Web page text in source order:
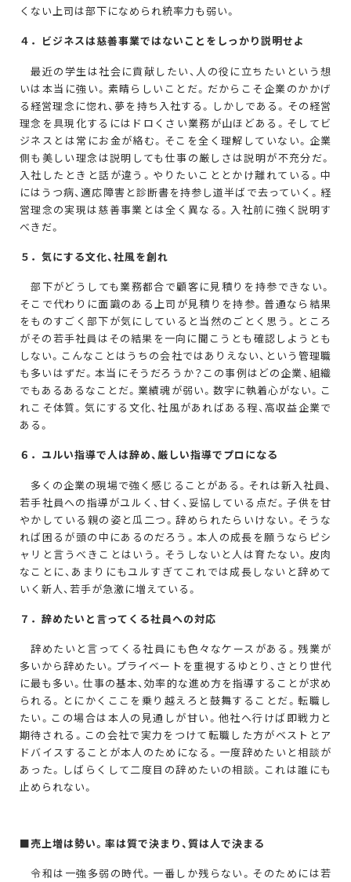
くない上司は部下になめられ統率力も弱い。
４．ビジネスは慈善事業ではないことをしっかり説明せよ
最近の学生は社会に貢献したい、人の役に立ちたいという想
いは本当に強い。素晴らしいことだ。だからこそ企業のかかげ
る経営理念に惚れ、夢を持ち入社する。しかしである。その経営
理念を具現化するにはドロくさい業務が山ほどある。そしてビ
ジネスとは常にお金が絡む。そこを全く理解していない。企業
側も美しい理念は説明しても仕事の厳しさは説明が不充分だ。
入社したときと話が違う。やりたいこととかけ離れている。中
にはうつ病、適応障害と診断書を持参し道半ばで去っていく。経
営理念の実現は慈善事業とは全く異なる。入社前に強く説明す
べきだ。
５．気にする文化、社風を創れ
部下がどうしても業務都合で顧客に見積りを持参できない。
そこで代わりに面識のある上司が見積りを持参。普通なら結果
をものすごく部下が気にしていると当然のごとく思う。ところ
がその若手社員はその結果を一向に聞こうとも確認しようとも
しない。こんなことはうちの会社ではありえない、という管理職
も多いはずだ。本当にそうだろうか？この事例はどの企業、組織
でもあるあるなことだ。業績魂が弱い。数字に執着心がない。こ
れこそ体質。気にする文化、社風があればある程、高収益企業で
ある。
６．ユルい指導で人は辞め、厳しい指導でプロになる
多くの企業の現場で強く感じることがある。それは新入社員、
若手社員への指導がユルく、甘く、妥協している点だ。子供を甘
やかしている親の姿と瓜二つ。辞められたらいけない。そうな
れば困るが頭の中にあるのだろう。本人の成長を願うならピシ
ャリと言うべきことはいう。そうしないと人は育たない。皮肉
なことに、あまりにもユルすぎてこれでは成長しないと辞めて
いく新人、若手が急激に増えている。
７．辞めたいと言ってくる社員への対応
辞めたいと言ってくる社員にも色々なケースがある。残業が
多いから辞めたい。プライベートを重視するゆとり、さとり世代
に最も多い。仕事の基本、効率的な進め方を指導することが求め
られる。とにかくここを乗り越えろと鼓舞することだ。転職し
たい。この場合は本人の見通しが甘い。他社へ行けば即戦力と
期待される。この会社で実力をつけて転職した方がベストとア
ドバイスすることが本人のためになる。一度辞めたいと相談が
あった。しばらくして二度目の辞めたいの相談。これは誰にも
止められない。
■売上増は勢い。率は質で決まり、質は人で決まる
令和は一強多弱の時代。一番しか残らない。そのためには若